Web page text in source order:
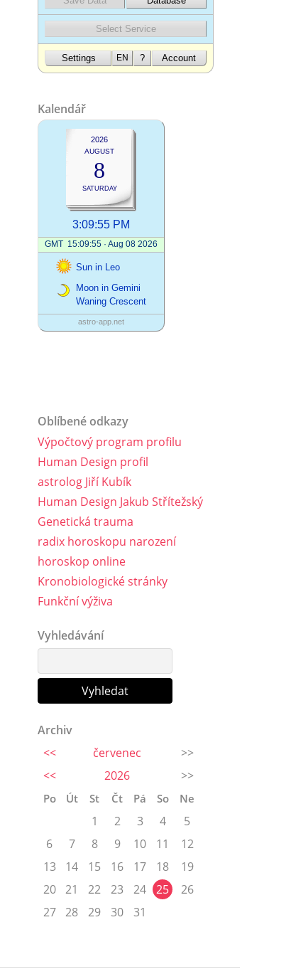
Kalendář
Oblíbené odkazy
Výpočtový program profilu
Human Design profil
astrolog Jiří Kubík
Human Design Jakub Střítežský
Genetická trauma
radix horoskopu narození
horoskop online
Kronobiologické stránky
Funkční výživa
Vyhledávání
Archiv
<<
červenec
>>
<<
2026 >>
Po Út St Čt Pá So Ne
1 2 3 4
5
6
7 8 9 10 11
12
13
14 15 16 17 18
19
20
21 22 23 24 25
26
27
28 29 30 31